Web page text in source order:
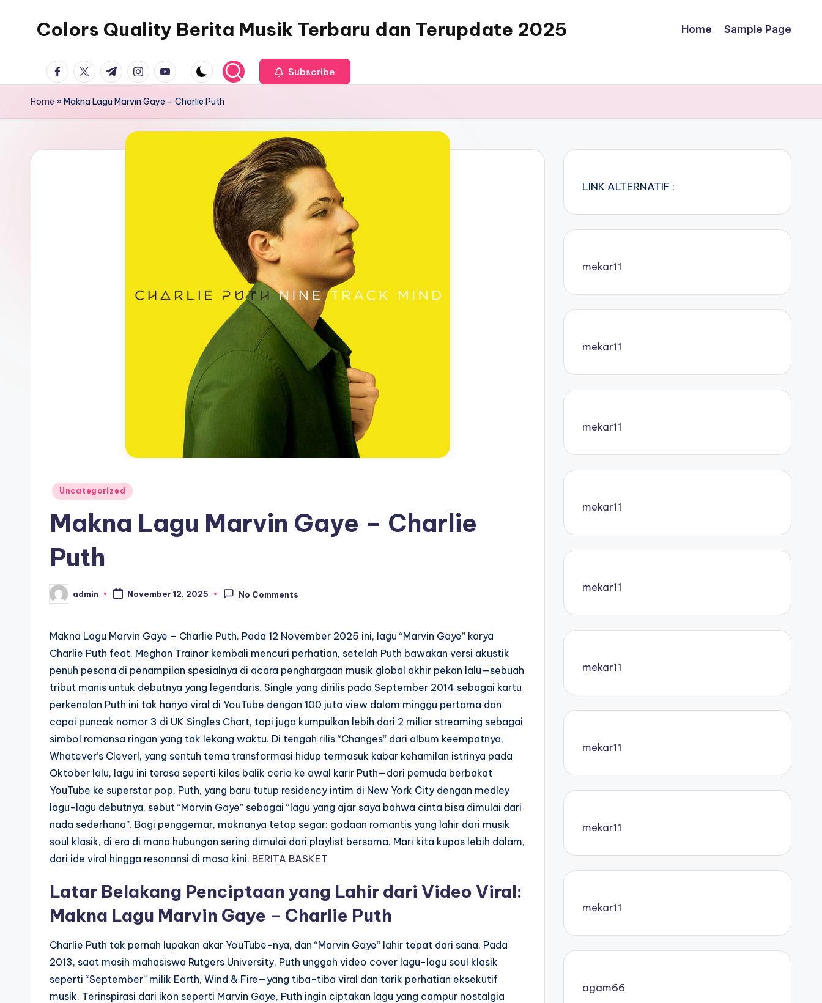
Colors Quality Berita Musik Terbaru dan Terupdate 2025 Home Sample Page
facebook.com
twitter.com
t.me instagram.com
youtube.com Subscribe
Home »Makna Lagu Marvin Gaye – Charlie Puth
Posted
Uncategorized
Makna Lagu Marvin Gaye – Charlie
Puth
Posted
by
admin November 12, 2025 No Comments
Makna Lagu Marvin Gaye – Charlie Puth. Pada 12 November 2025 ini, lagu “Marvin Gaye” karya
Charlie Puth feat. Meghan Trainor kembali mencuri perhatian, setelah Puth bawakan versi akustik
penuh pesona di penampilan spesialnya di acara penghargaan musik global akhir pekan lalu—sebuah
tribut manis untuk debutnya yang legendaris. Single yang dirilis pada September 2014 sebagai kartu
perkenalan Puth ini tak hanya viral di YouTube dengan 100 juta view dalam minggu pertama dan
capai puncak nomor 3 di UK Singles Chart, tapi juga kumpulkan lebih dari 2 miliar streaming sebagai
simbol romansa ringan yang tak lekang waktu. Di tengah rilis “Changes” dari album keempatnya,
Whatever’s Clever!, yang sentuh tema transformasi hidup termasuk kabar kehamilan istrinya pada
Oktober lalu, lagu ini terasa seperti kilas balik ceria ke awal karir Puth—dari pemuda berbakat
YouTube ke superstar pop. Puth, yang baru tutup residency intim di New York City dengan medley
lagu-lagu debutnya, sebut “Marvin Gaye” sebagai “lagu yang ajar saya bahwa cinta bisa dimulai dari
nada sederhana”. Bagi penggemar, maknanya tetap segar: godaan romantis yang lahir dari musik
soul klasik, di era di mana hubungan sering dimulai dari playlist bersama. Mari kita kupas lebih dalam,
dari ide viral hingga resonansi di masa kini. BERITA BASKET
Latar Belakang Penciptaan yang Lahir dari Video Viral:
Makna Lagu Marvin Gaye – Charlie Puth
Charlie Puth tak pernah lupakan akar YouTube-nya, dan “Marvin Gaye” lahir tepat dari sana. Pada
2013, saat masih mahasiswa Rutgers University, Puth unggah video cover lagu-lagu soul klasik
seperti “September” milik Earth, Wind & Fire—yang tiba-tiba viral dan tarik perhatian eksekutif
musik. Terinspirasi dari ikon seperti Marvin Gaye, Puth ingin ciptakan lagu yang campur nostalgia
LINK ALTERNATIF :
mekar11
mekar11
mekar11
mekar11
mekar11
mekar11
mekar11
mekar11
mekar11
agam66